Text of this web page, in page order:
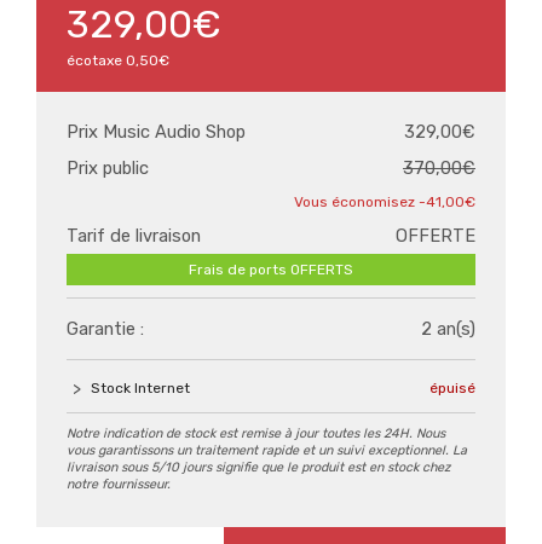
329,00€
écotaxe 0,50€
Prix Music Audio Shop
329,00€
Prix public
370,00€
-41,00€
Tarif de livraison OFFERTE
Frais de ports OFFERTS
Garantie : 2 an(s)
Stock Internet épuisé
Notre indication de stock est remise à jour toutes les 24H. Nous
vous garantissons un traitement rapide et un suivi exceptionnel. La
livraison sous 5/10 jours signifie que le produit est en stock chez
notre fournisseur.